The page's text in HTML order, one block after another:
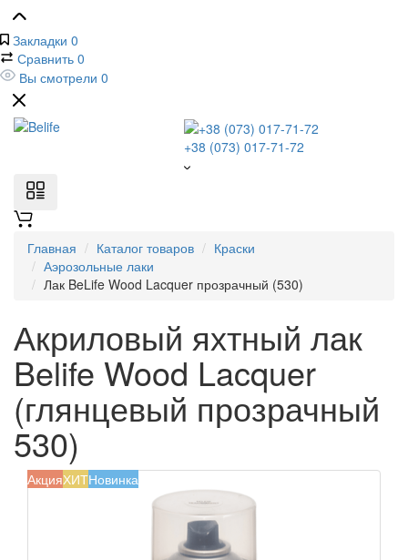
Закладки 0
Сравнить 0
Вы смотрели 0
+38 (073) 017-71-72
Главная Каталог товаров
Краски
Аэрозольные лаки
Лак BeLife Wood Lacquer прозрачный (530)
Акриловый яхтный лак
Belife Wood Lacquer
(глянцевый прозрачный
530)
АкцияХИТНовинка